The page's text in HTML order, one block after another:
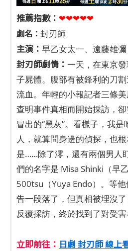
推薦指數： ❤❤❤❤❤
劇名： 封刃師
主演： 早乙女太一、遠藤雄彌
封刃師劇情： 一天，在東京
子屍體。腹部有被鋒利的刀
流血。年輕的小報記者三條
查明事件真相而開始採訪，
冒出的“黑灰”。看樣子，我是
人，就算問身邊的偵探，也
是……除了澪，還有兩個男人
們的名字是 Misa Shinki（早
500tsu（Yuya Endo）。等
告一段落了，但真相被埋沒
反覆採訪，終於找到了對受
立即前往： 日劇 封刃師 線上